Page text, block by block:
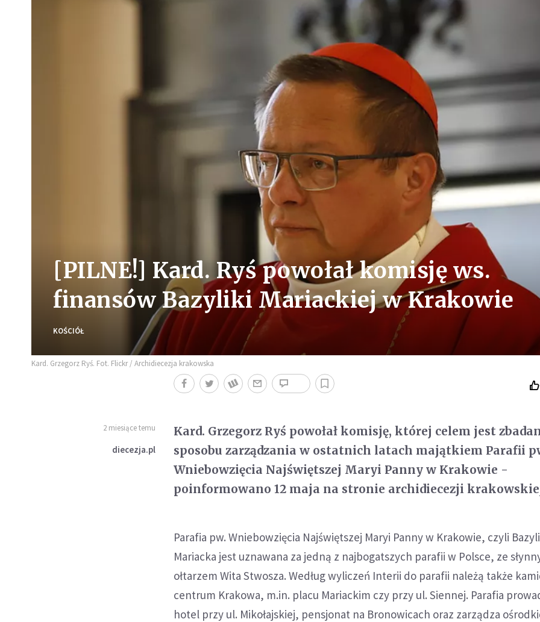
[PILNE!] Kard. Ryś powołał komisję ws.
finansów Bazyliki Mariackiej w Krakowie
KOŚCIÓŁ
Kard. Grzegorz Ryś. Fot. Flickr / Archidiecezja krakowska
2 miesiące temu
diecezja.pl
Kard. Grzegorz Ryś powołał komisję, której celem jest
sposobu zarządzania w ostatnich latach majątkiem Parafii
Wniebowzięcia Najświętszej Maryi Panny w Krakowie -
poinformowano 12 maja na stronie archidiecezji
Parafia pw. Wniebowzięcia Najświętszej Maryi Panny w Krakowie, czyli
Mariacka jest uznawana za jedną z najbogatszych parafii w Polsce, ze
ołtarzem Wita Stwosza. Według wyliczeń Interii do parafii należą także
centrum Krakowa, m.in. placu Mariackim czy przy ul. Siennej. Parafia
hotel przy ul. Mikołajskiej, pensjonat na Bronowicach oraz zarządza